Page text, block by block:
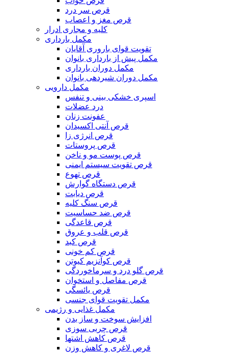
قرص سر درد
قرص مغز و اعصاب
کلیه و مجاری ادرار
مکمل بارداری
تقویت قوای باروری آقایان
مکمل پیش از بارداری بانوان
مکمل دوران بارداری
مکمل دوران شیردهی بانوان
مکمل دارویی
اسپری خشکی بینی و تنفس
درد عضلات
عفونت زنان
قرص آنتی اکسیدان
قرص انرژی زا
قرص پروستات
قرص پوست مو و ناخن
قرص تقویت سیستم ایمنی
قرص تهوع
قرص دستگاه گوارش
قرص دیابت
قرص سنگ کلیه
قرص ضد حساسیت
قرص قاعدگی
قرص قلب و عروق
قرص کبد
قرص کم خونی
قرص کوآنزیم کیوتن
قرص گلو درد و سرماخوردگی
قرص مفاصل و استخوان
قرص یائسگی
مکمل تقویت قوای جنسی
مکمل غذایی و رژیمی
افزایش سوخت و ساز بدن
قرص چربی سوزی
قرص کاهش اشتها
قرص لاغری و کاهش وزن